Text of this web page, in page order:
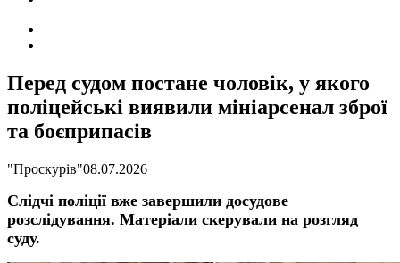
Перед судом постане чоловік, у якого
поліцейські виявили мініарсенал зброї
та боєприпасів
"Проскурів"08.07.2026
Слідчі поліції вже завершили досудове
розслідування. Матеріали скерували на розгляд
суду.